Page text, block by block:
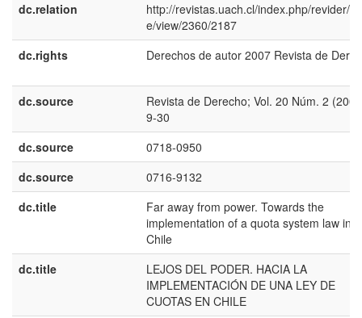
dc.relation
http://revistas.uach.cl/index.php/revider/
e/view/2360/2187
dc.rights
Derechos de autor 2007 Revista de
dc.source
Revista de Derecho; Vol. 20 Núm. 2
9-30
dc.source
0718-0950
dc.source
0716-9132
dc.title
Far away from power. Towards the
implementation of a quota system law in
Chile
dc.title
LEJOS DEL PODER. HACIA LA
IMPLEMENTACIÓN DE UNA LEY DE
CUOTAS EN CHILE